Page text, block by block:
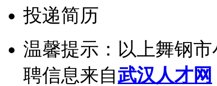
投递简历
温馨提示：以上舞钢
聘信息来自武汉人才网